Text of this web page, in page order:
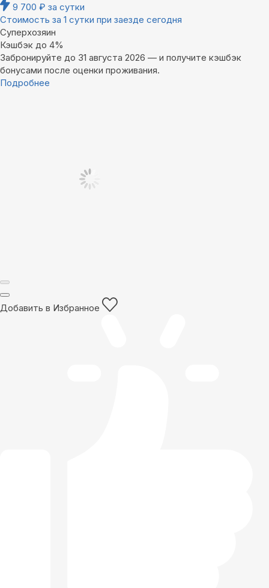
9 700 ₽ за сутки
Стоимость за 1 сутки при заезде сегодня
Суперхозяин
Кэшбэк до 4%
Забронируйте до 31 августа 2026 — и получите кэшбэк
бонусами после оценки проживания.
Подробнее
Добавить в Избранное